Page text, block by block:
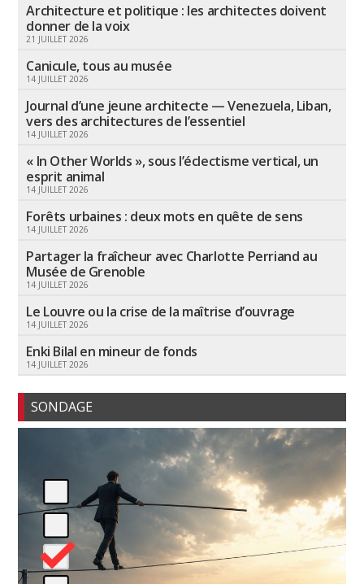
Architecture et politique : les architectes doivent
donner de la voix
21 JUILLET 2026
Canicule, tous au musée
14 JUILLET 2026
Journal d’une jeune architecte — Venezuela, Liban,
vers des architectures de l’essentiel
14 JUILLET 2026
« In Other Worlds », sous l’éclectisme vertical, un
esprit animal
14 JUILLET 2026
Forêts urbaines : deux mots en quête de sens
14 JUILLET 2026
Partager la fraîcheur avec Charlotte Perriand au
Musée de Grenoble
14 JUILLET 2026
Le Louvre ou la crise de la maîtrise d’ouvrage
14 JUILLET 2026
Enki Bilal en mineur de fonds
14 JUILLET 2026
SONDAGE